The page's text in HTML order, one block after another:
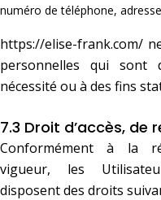
numéro de téléphone,
https://elise-frank.com/
personnelles qui sont
nécessité ou à des fins
7.3 Droit d’accès,
Conformément à la
vigueur, les
disposent des droits